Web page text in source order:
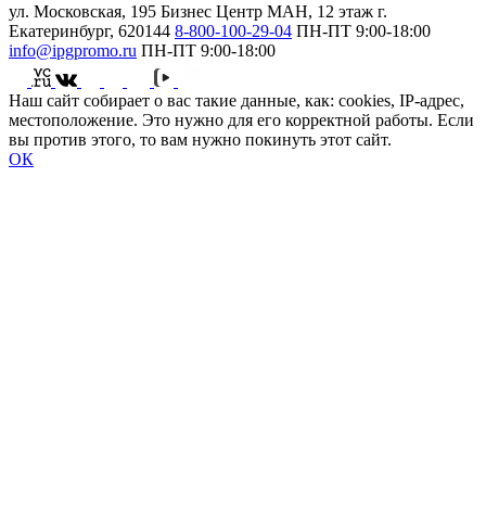
ул. Московская, 195 Бизнеc Центр МАН, 12 этаж г.
Екатеринбург, 620144 8-800-100-29-04 ПН-ПТ 9:00-18:00
info@ipgpromo.ru ПН-ПТ 9:00-18:00
Наш сайт собирает о вас такие данные, как: cookies, IP-адрес,
местоположение. Это нужно для его корректной работы. Если
вы против этого, то вам нужно покинуть этот сайт.
ОК